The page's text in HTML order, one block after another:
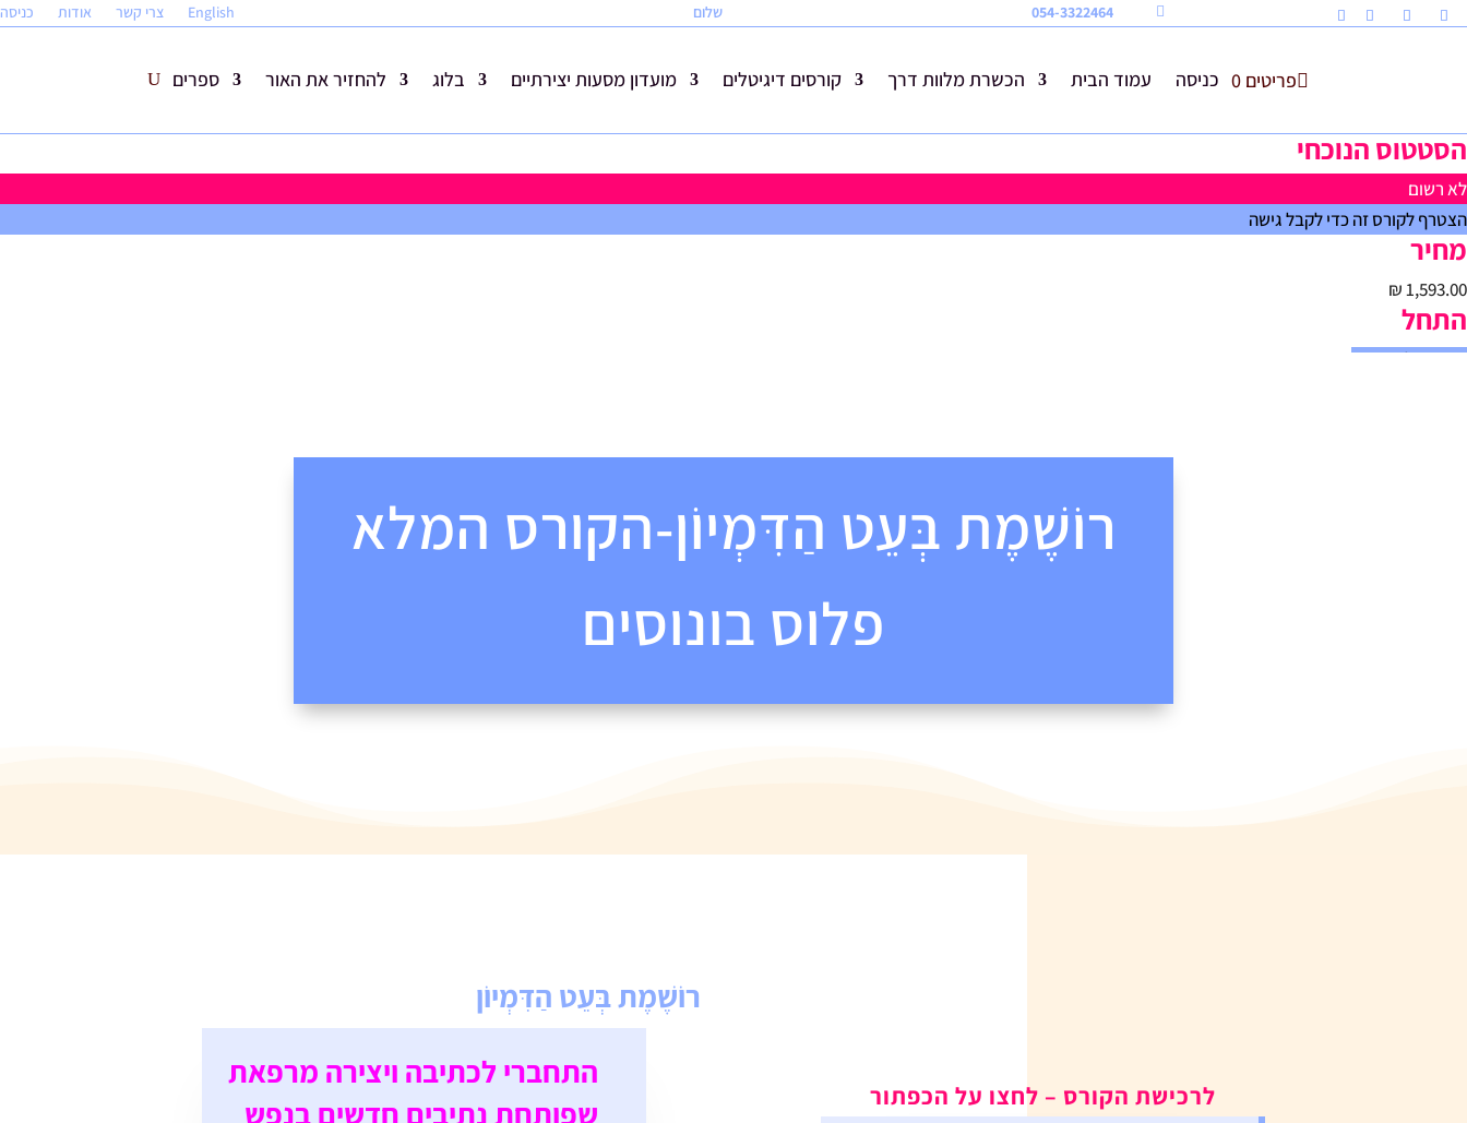

054-3322464
English צרי קשר אודות כניסה שלום
פריטים 0 כניסה עמוד הבית הכשרת מלוות דרך קורסים דיגיטלים מועדון מסעות יצירתיים בלוג להחזיר את האור ספרים
הסטטוס הנוכחי
לא רשום
הצטרף לקורס זה כדי לקבל גישה
מחיר
התחל
הירשמו לקורס זה
רוֹשֶׁמֶת בְּעֵט הַדִּמְיוֹן-הקורס המלא
פלוס בונוסים
רוֹשֶׁמֶת בְּעֵט הַדִּמְיוֹן
התחברי לכתיבה ויצירה מרפאת
שפותחת נתיבים חדשים בנפש
לרכישת הקורס – לחצו על הכפתור